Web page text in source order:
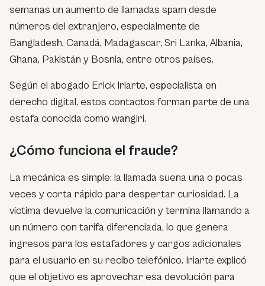
semanas un aumento de llamadas spam desde
números del extranjero, especialmente de
Bangladesh, Canadá, Madagascar, Sri Lanka, Albania,
Ghana, Pakistán y Bosnia, entre otros países.
Según el abogado Erick Iriarte, especialista en
derecho digital, estos contactos forman parte de una
estafa conocida como wangiri.
¿Cómo funciona el fraude?
La mecánica es simple: la llamada suena una o pocas
veces y corta rápido para despertar curiosidad. La
víctima devuelve la comunicación y termina llamando a
un número con tarifa diferenciada, lo que genera
ingresos para los estafadores y cargos adicionales
para el usuario en su recibo telefónico. Iriarte explicó
que el objetivo es aprovechar esa devolución para